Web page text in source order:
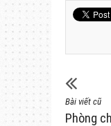
Bài viết cũ
Phòng